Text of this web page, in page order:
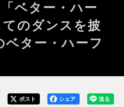
ベター・ハー
のダンスを披
ター・ハーフ
送る
シェア
ポスト